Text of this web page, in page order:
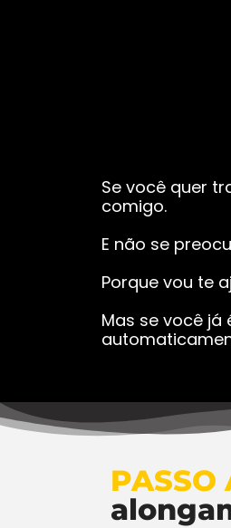
Se você quer
comigo.
E não se
Porque vou te
Mas se você
PASSO